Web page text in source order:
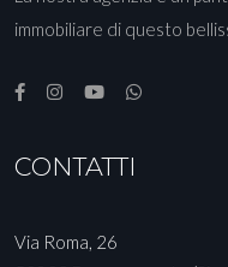
immobiliare di questo
CONTATTI
Via Roma, 26